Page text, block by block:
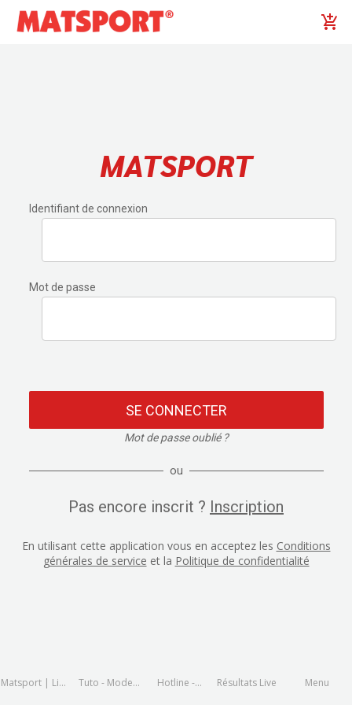
MATSPORT
Identifiant de connexion
Mot de passe
SE CONNECTER
Mot de passe oublié ?
ou
Pas encore inscrit ? Inscription
En utilisant cette application vous en acceptez les Conditions
générales de service et la Politique de confidentialité
Matsport | Live
Tuto - Mode
Hotline -
Résultats Live Menu